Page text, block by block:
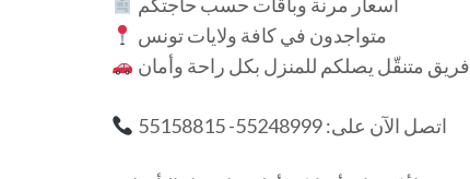
متواجدون في كافة ولايات تونس
فريق متنقّل يصلكم للمنزل بكل راحة وأمان
اتصل الآن على: 55248999- 55158815